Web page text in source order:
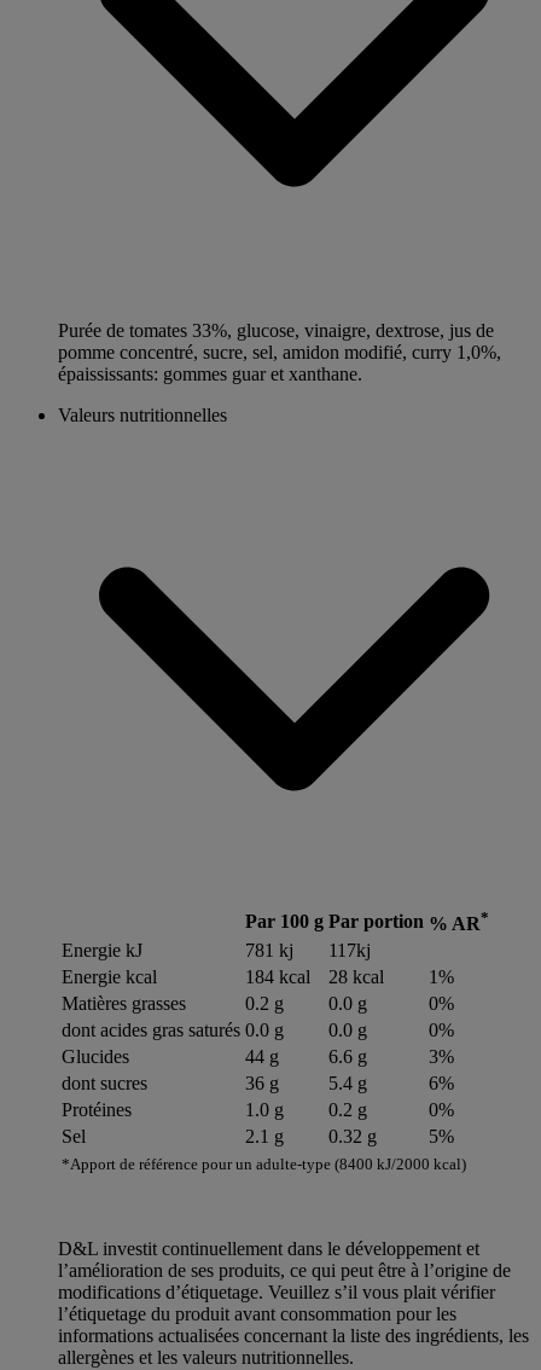
Purée de tomates 33%, glucose, vinaigre, dextrose, jus de
pomme concentré, sucre, sel, amidon modifié, curry 1,0%,
épaississants: gommes guar et xanthane.
Valeurs nutritionnelles
Par 100 g Par portion % AR*
*Apport de référence pour un adulte-type (8400 kJ/2000 kcal)
Energie kJ 781 kj
117kj
Energie kcal
184 kcal 28 kcal
1%
Matières grasses
0.2 g 0.0 g
0%
dont acides gras saturés 0.0 g 0.0 g
0%
Glucides
44 g 6.6 g
3%
dont sucres
36 g 5.4 g
6%
Protéines
1.0 g 0.2 g
0%
Sel
2.1 g 0.32 g 5%
D&L investit continuellement dans le développement et
l’amélioration de ses produits, ce qui peut être à l’origine de
modifications d’étiquetage. Veuillez s’il vous plait vérifier
l’étiquetage du produit avant consommation pour les
informations actualisées concernant la liste des ingrédients, les
allergènes et les valeurs nutritionnelles.